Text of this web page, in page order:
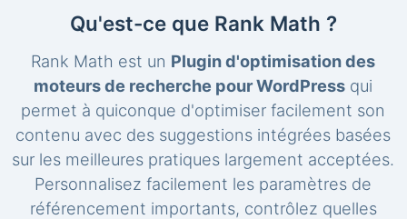
Qu'est-ce que Rank Math ?
Rank Math est un Plugin d'optimisation des
moteurs de recherche pour WordPress qui
permet à quiconque d'optimiser facilement son
contenu avec des suggestions intégrées basées
sur les meilleures pratiques largement acceptées.
Personnalisez facilement les paramètres de
référencement importants, contrôlez quelles